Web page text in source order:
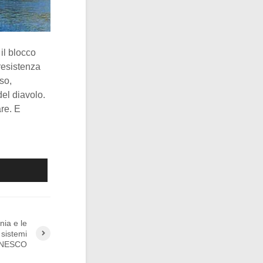
blocco
diavolo.
E
e le